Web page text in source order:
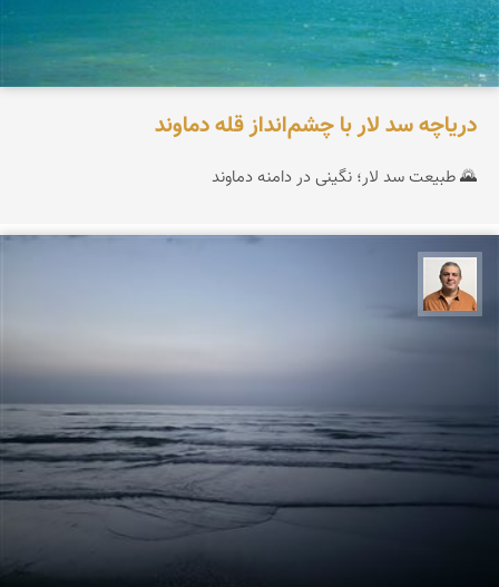
دریاچه سد لار با چشم‌انداز قله دماوند
🌄 طبیعت سد لار؛ نگینی در دامنه دماوند